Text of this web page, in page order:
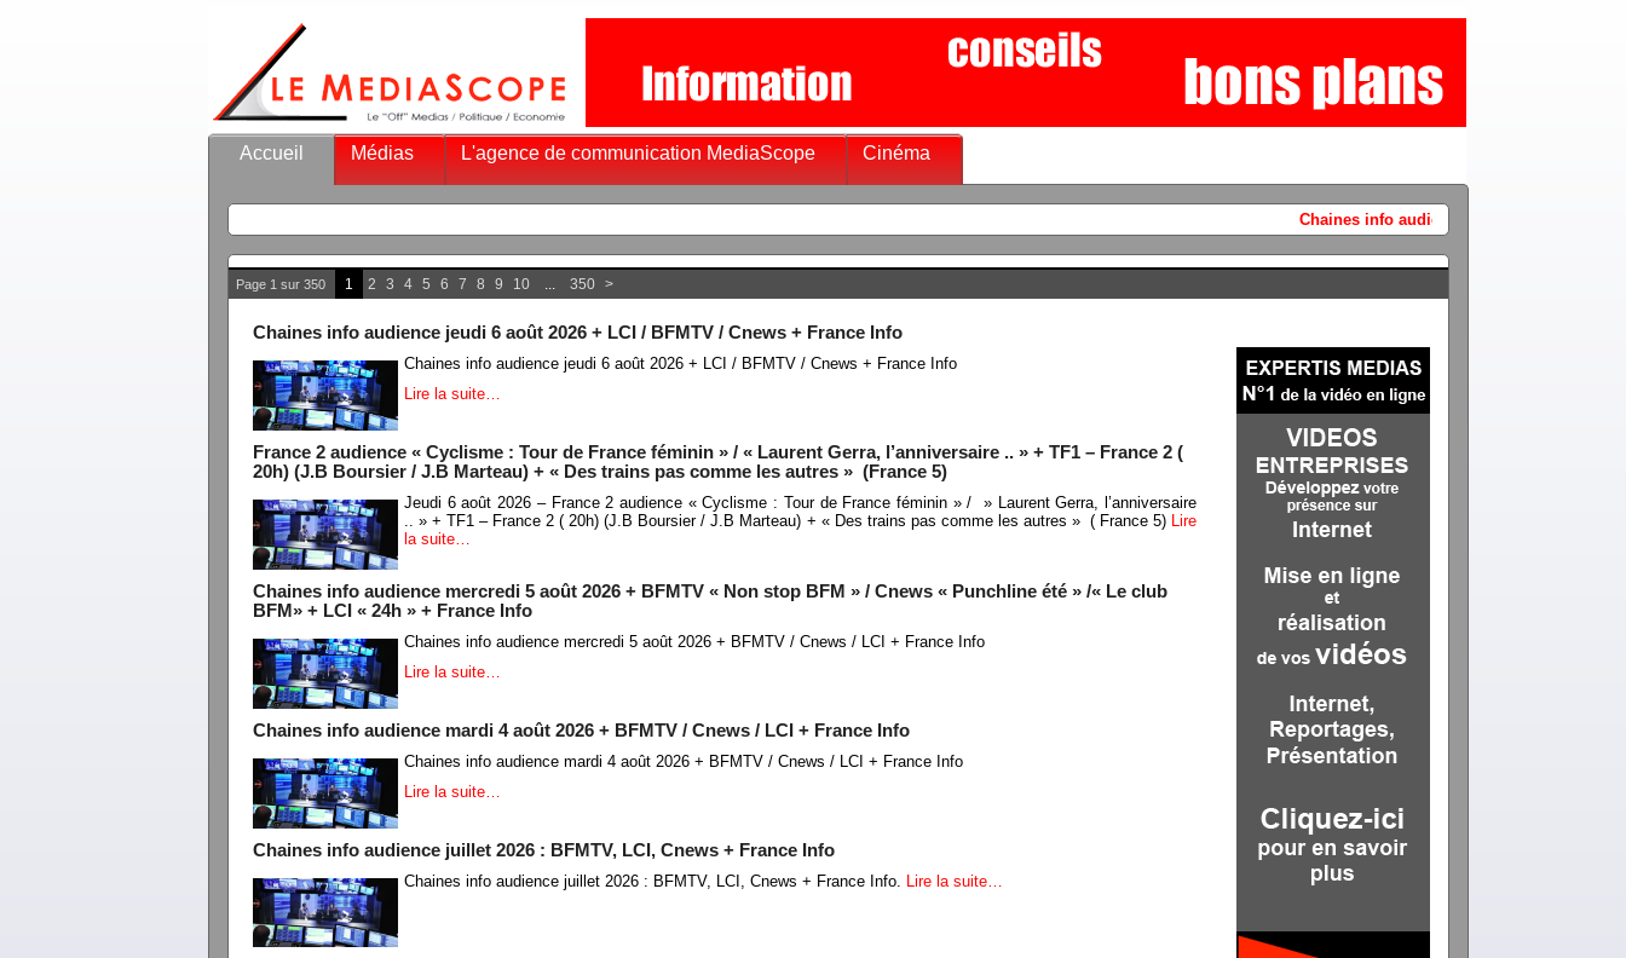
Accueil Médias L'agence de communication MediaScope Cinéma
Chaines info audience jeudi 6 août 2026 + LCI / BFMTV /
Page 1 sur 350 1 2 3 4 5 6 7 8 9 10 ... 350 >
Chaines info audience jeudi 6 août 2026 + LCI / BFMTV / Cnews + France Info
Chaines info audience jeudi 6 août 2026 + LCI / BFMTV / Cnews + France Info
Lire la suite…
France 2 audience « Cyclisme : Tour de France féminin » / « Laurent Gerra, l’anniversaire .. » + TF1 – France 2 (
20h) (J.B Boursier / J.B Marteau) + « Des trains pas comme les autres » (France 5)
Jeudi 6 août 2026 – France 2 audience « Cyclisme : Tour de France féminin » / » Laurent Gerra, l’anniversaire
.. » + TF1 – France 2 ( 20h) (J.B Boursier / J.B Marteau) + « Des trains pas comme les autres » ( France 5) Lire
la suite…
Chaines info audience mercredi 5 août 2026 + BFMTV « Non stop BFM » / Cnews « Punchline été » /« Le club
BFM» + LCI « 24h » + France Info
Chaines info audience mercredi 5 août 2026 + BFMTV / Cnews / LCI + France Info
Lire la suite…
Chaines info audience mardi 4 août 2026 + BFMTV / Cnews / LCI + France Info
Chaines info audience mardi 4 août 2026 + BFMTV / Cnews / LCI + France Info
Lire la suite…
Chaines info audience juillet 2026 : BFMTV, LCI, Cnews + France Info
Chaines info audience juillet 2026 : BFMTV, LCI, Cnews + France Info. Lire la suite…